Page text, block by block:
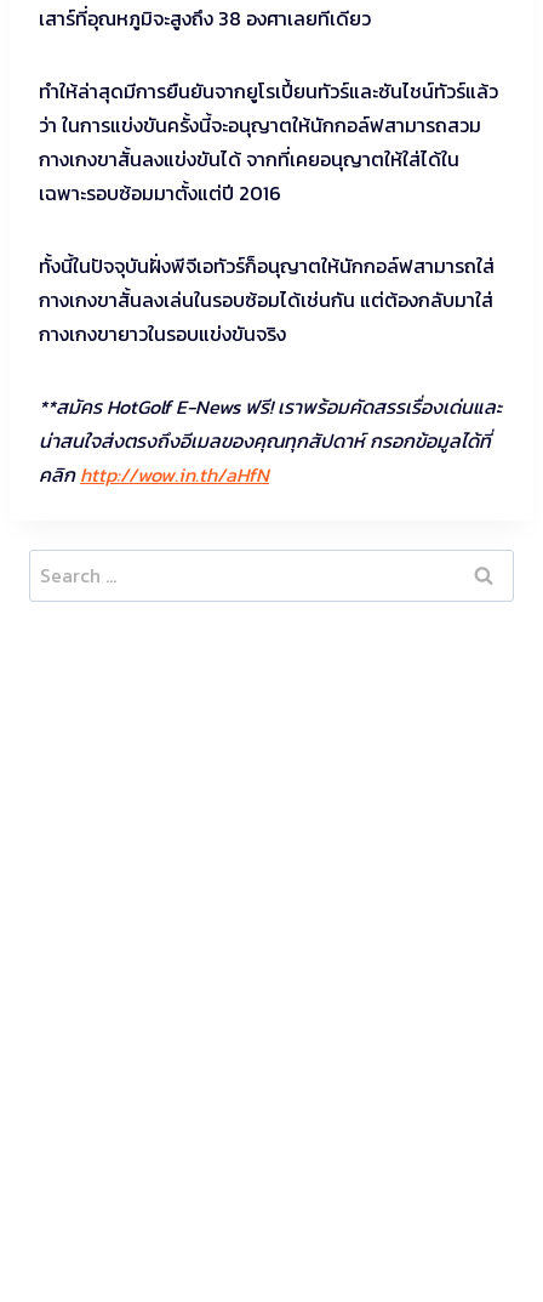
เสาร์ที่อุณหภูมิจะสูงถึง 38 องศาเลยทีเดียว
ทำให้ล่าสุดมีการยืนยันจากยูโรเปี้ยนทัวร์และซันไชน์ทัวร์แล้ว
ว่า ในการแข่งขันครั้งนี้จะอนุญาตให้นักกอล์ฟสามารถสวม
กางเกงขาสั้นลงแข่งขันได้ จากที่เคยอนุญาตให้ใส่ได้ใน
เฉพาะรอบซ้อมมาตั้งแต่ปี 2016
ทั้งนี้ในปัจจุบันฝั่งพีจีเอทัวร์ก็อนุญาตให้นักกอล์ฟสามารถใส่
กางเกงขาสั้นลงเล่นในรอบซ้อมได้เช่นกัน แต่ต้องกลับมาใส่
กางเกงขายาวในรอบแข่งขันจริง
**สมัคร HotGolf E-News ฟรี! เราพร้อมคัดสรรเรื่องเด่นและ
น่าสนใจส่งตรงถึงอีเมลของคุณทุกสัปดาห์ กรอกข้อมูลได้ที่
คลิกhttp://wow.in.th/aHfN
Search
for: